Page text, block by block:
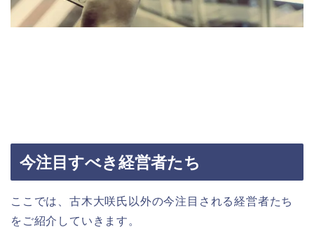
今注目すべき経営者たち
ここでは、古木大咲氏以外の今注目される経営者たち
をご紹介していきます。